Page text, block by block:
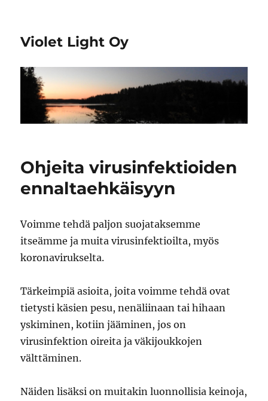
Violet Light Oy
Ohjeita virusinfektioiden
ennaltaehkäisyyn
Voimme tehdä paljon suojataksemme
itseämme ja muita virusinfektioilta, myös
koronavirukselta.
Tärkeimpiä asioita, joita voimme tehdä ovat
tietysti käsien pesu, nenäliinaan tai hihaan
yskiminen, kotiin jääminen, jos on
virusinfektion oireita ja väkijoukkojen
välttäminen.
Näiden lisäksi on muitakin luonnollisia keinoja,